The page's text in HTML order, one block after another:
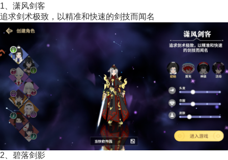
1、潇风剑客
追求剑术极致，以精准和快速的剑技而闻名
2、碧落剑影